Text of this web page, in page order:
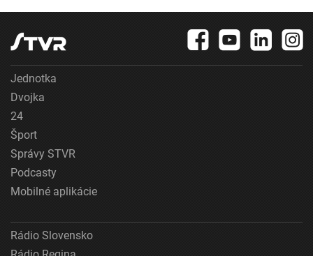
Jednotka
Dvojka
24
Šport
Správy STVR
Podcasty
Mobilné aplikácie
Rádio Slovensko